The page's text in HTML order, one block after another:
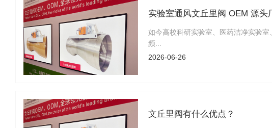
实验室通风文丘里阀 OEM 源头
如今高校科研实验室、医药洁净实验
频...
2026-06-26
文丘里阀有什么优点？